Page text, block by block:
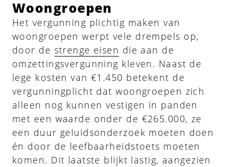
Woongroepen
Het vergunning plichtig maken van
woongroepen werpt vele drempels op,
door de strenge eisen die aan de
omzettingsvergunning kleven. Naast de
lege kosten van €1.450 betekent de
vergunningplicht dat woongroepen zich
alleen nog kunnen vestigen in panden
met een waarde onder de €265.000, ze
een duur geluidsonderzoek moeten doen
én door de leefbaarheidstoets moeten
komen. Dit laatste blijkt lastig, aangezien